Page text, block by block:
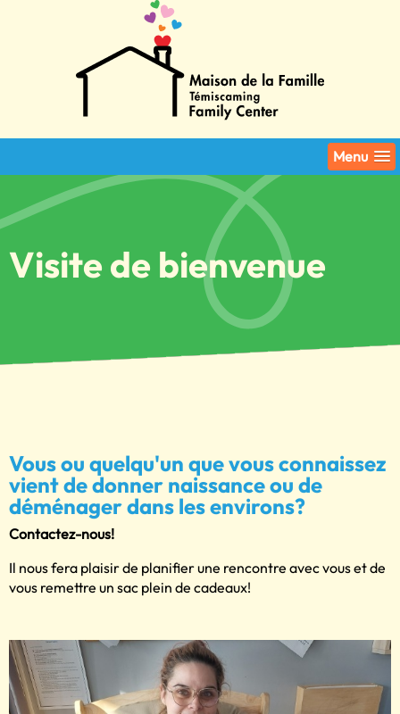
Menu
Visite de bienvenue
Vous ou quelqu'un que vous connaissez
vient de donner naissance ou de
déménager dans les environs?
Contactez-nous!
Il nous fera plaisir de planifier une rencontre avec vous et de
vous remettre un sac plein de cadeaux!